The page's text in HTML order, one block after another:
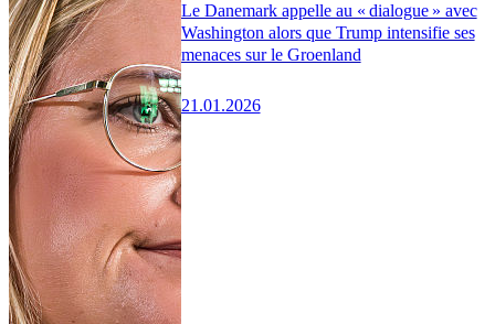
Le Danemark appelle au « dialogue » avec
Washington alors que Trump intensifie ses
menaces sur le Groenland
21.01.2026